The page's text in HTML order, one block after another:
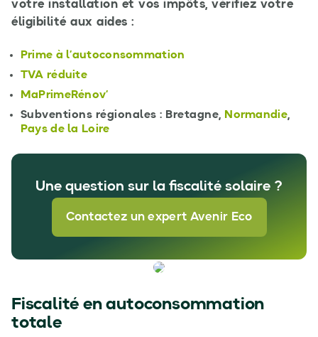
votre installation et vos impôts, vérifiez votre
éligibilité aux aides :
Prime à l’autoconsommation
TVA réduite
MaPrimeRénov’
Subventions régionales : Bretagne, Normandie,
Pays de la Loire
Une question sur la fiscalité solaire ?
Contactez un expert Avenir Eco
Fiscalité en autoconsommation
totale